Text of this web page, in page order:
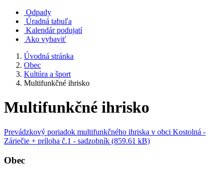
Odpady
Úradná tabuľa
Kalendár podujatí
Ako vybaviť
Úvodná stránka
Obec
Kultúra a šport
Multifunkčné ihrisko
Multifunkčné ihrisko
Prevádzkový poriadok multifunkčného ihriska v obci Kostolná -
Záriečie + príloha č.1 - sadzobník (859.61 kB)
Obec